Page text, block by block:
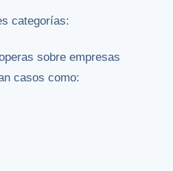
categorías:
sobre empresas
casos como: